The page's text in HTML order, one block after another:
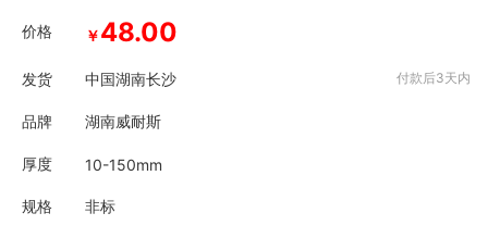
价格 ￥48.00
发货 中国湖南长沙 付款后3天内
品牌 湖南威耐斯
厚度 10-150mm
规格 非标